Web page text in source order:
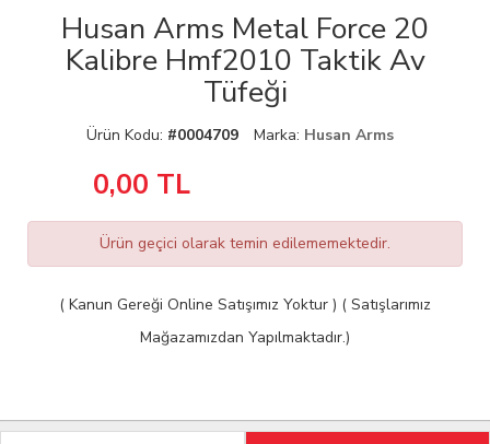
Husan Arms Metal Force 20
Kalibre Hmf2010 Taktik Av
Tüfeği
Ürün Kodu: #0004709 Marka: Husan Arms
0,00 TL
Ürün geçici olarak temin edilememektedir.
( Kanun Gereği Online Satışımız Yoktur ) ( Satışlarımız
Mağazamızdan Yapılmaktadır.)